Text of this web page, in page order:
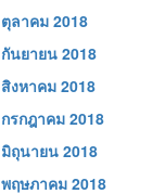
ตุลาคม 2018
กันยายน 2018
สิงหาคม 2018
กรกฎาคม 2018
มิถุนายน 2018
พฤษภาคม 2018